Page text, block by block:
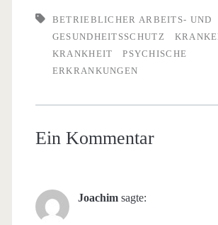
BETRIEBLICHER ARBEITS- UND
GESUNDHEITSSCHUTZ
KRANKHEIT
PSYCHISCHE
ERKRANKUNGEN
Ein Kommentar
Joachim sagte: